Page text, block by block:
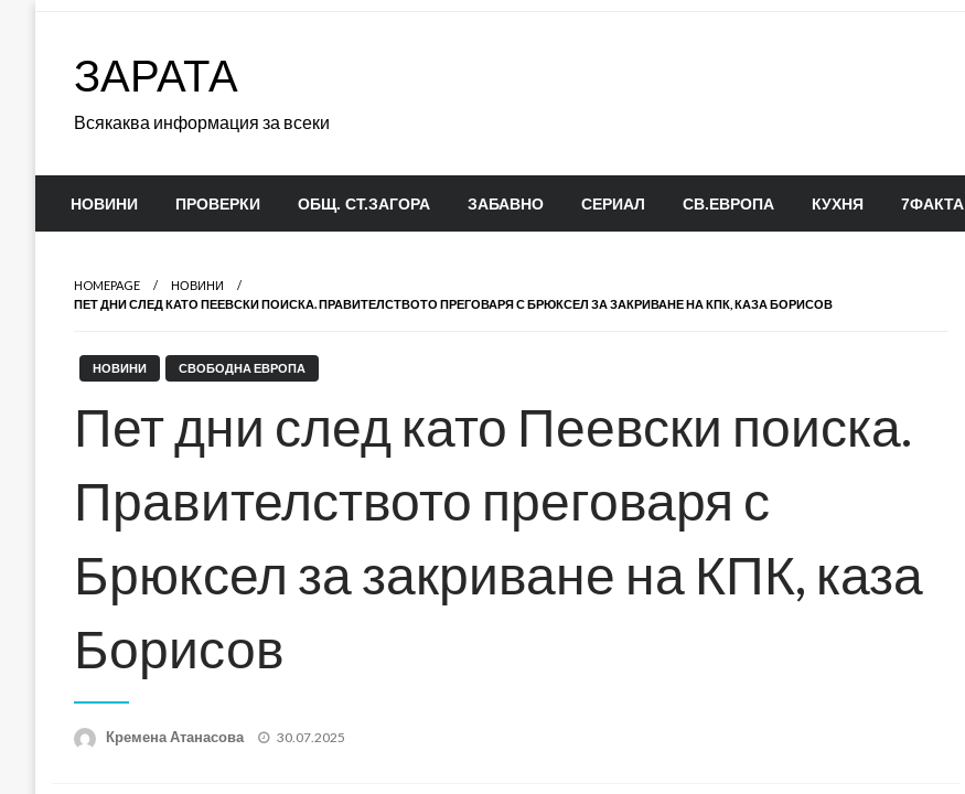
ЗАРАТА
Всякаква информация за всеки
НОВИНИ ПРОВЕРКИ ОБЩ. СТ.ЗАГОРА ЗАБАВНО СЕРИАЛ СВ.ЕВРОПА КУХНЯ 7ФАКТА
HOMEPAGE
НОВИНИ
ПЕТ ДНИ СЛЕД КАТО ПЕЕВСКИ ПОИСКА. ПРАВИТЕЛСТВОТО ПРЕГОВАРЯ С БРЮКСЕЛ ЗА ЗАКРИВАНЕ НА КПК, КАЗА БОРИСОВ
НОВИНИ СВОБОДНА ЕВРОПА
Пет дни след като Пеевски поиска.
Правителството преговаря с
Брюксел за закриване на КПК, каза
Борисов
Кремена Атанасова
Posted
30.07.2025